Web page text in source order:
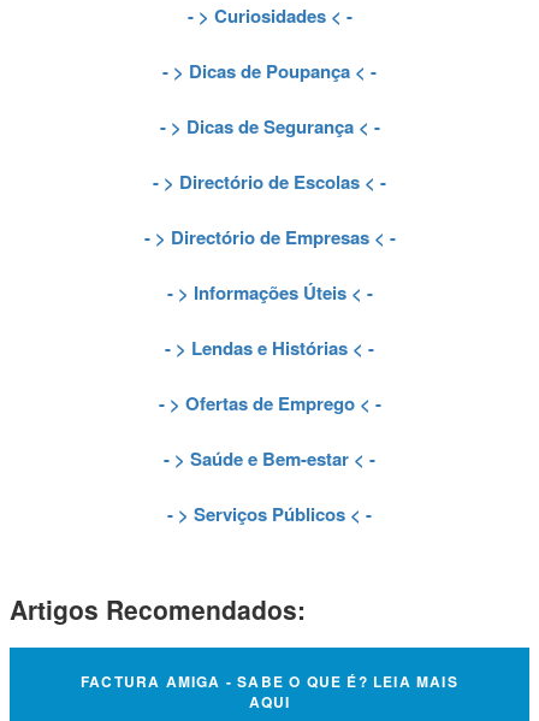
- > Curiosidades< -
- > Dicas de Poupança < -
- > Dicas de Segurança< -
- > Directório de Escolas < -
- > Directório de Empresas< -
- > Informações Úteis< -
- > Lendas e Histórias < -
- > Ofertas de Emprego< -
- > Saúde e Bem-estar < -
- > Serviços Públicos < -
Artigos Recomendados:
FACTURA AMIGA - SABE O QUE É? LEIA MAIS
AQUI